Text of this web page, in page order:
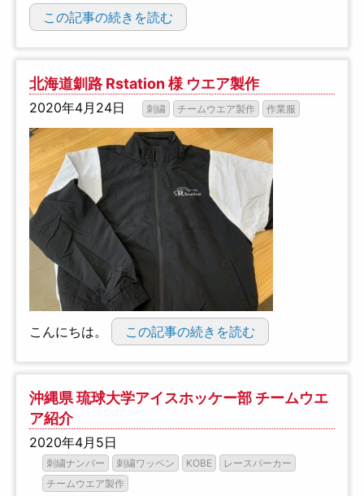
この記事の続きを読む
北海道釧路 Rstation 様 ウエア製作
2020年4月24日 刺繍 チームウエア製作 作業服
こんにちは。 この記事の続きを読む
沖縄県 琉球大学アイスホッケー部 チームウエ
ア紹介
2020年4月5日
刺繍ナンバー 刺繍ワッペン KOBE
レースパーカー
チームウエア製作